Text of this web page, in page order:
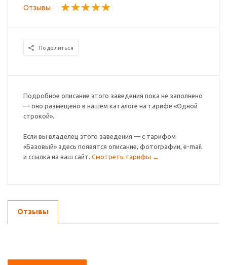
Отзывы
Поделиться
Подробное описание этого заведения пока не заполнено
— оно размещено в нашем каталоге на тарифе «Одной
строкой».
Если вы владелец этого заведения — с тарифом
«Базовый» здесь появятся описание, фотографии, e-mail
и ссылка на ваш сайт. Смотреть тарифы →
Отзывы